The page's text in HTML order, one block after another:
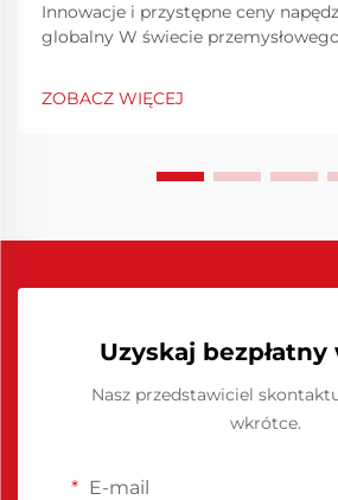
Innowacje i przystępne ceny
globalny W świecie
antyadhezyjny na bazie poliuretanu
ZOBACZ WIĘCEJ
Uzyskaj
Nasz przedstawiciel
wkrótce.
E-mail